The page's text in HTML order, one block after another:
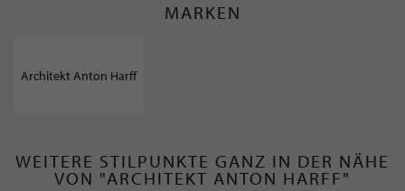
MARKEN
Architekt Anton Harff
WEITERE STILPUNKTE GANZ IN DER NÄHE
VON "ARCHITEKT ANTON HARFF"